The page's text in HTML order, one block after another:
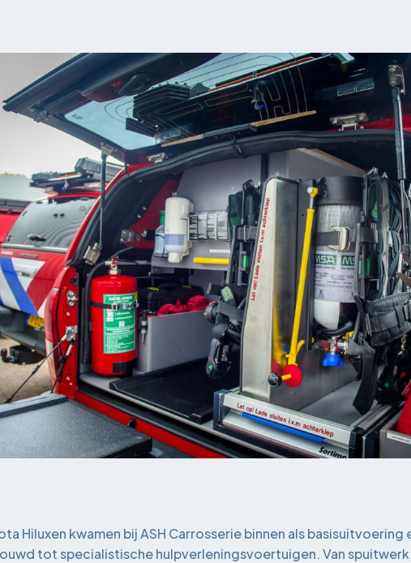
Hiluxen kwamen bij ASH Carrosserie binnen als basisuitvoering
tot specialistische hulpverleningsvoertuigen. Van